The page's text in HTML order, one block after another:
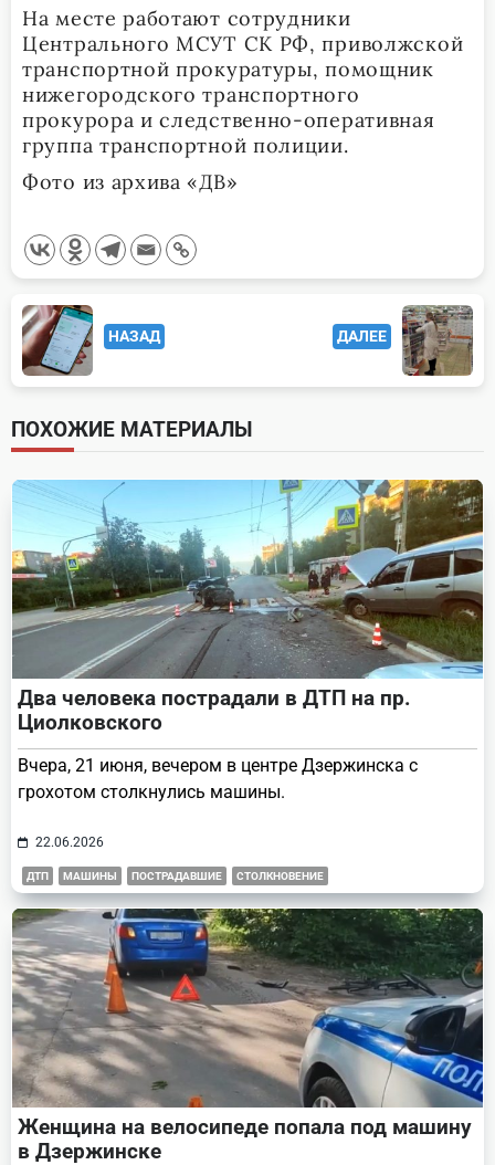
На месте работают сотрудники
Центрального МСУТ СК РФ, приволжской
транспортной прокуратуры, помощник
нижегородского транспортного
прокурора и следственно-оперативная
группа транспортной полиции.
Фото из архива «ДВ»
<span
class="nav-
subtitle
screen-
reader-
text">Page</span>
НАЗАД ДАЛЕЕ
ПОХОЖИЕ МАТЕРИАЛЫ
Два человека пострадали в ДТП на пр.
Циолковского
Вчера, 21 июня, вечером в центре Дзержинска с
грохотом столкнулись машины.
22.06.2026
ДТП МАШИНЫ ПОСТРАДАВШИЕ СТОЛКНОВЕНИЕ
Женщина на велосипеде попала под машину
в Дзержинске